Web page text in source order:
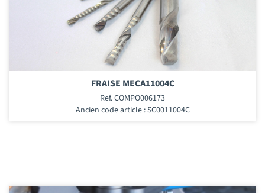
FRAISE MECA11004C
Ref. COMPO006173
Ancien code article : SC0011004C